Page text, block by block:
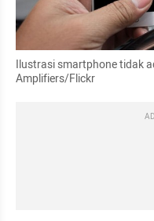
Ilustrasi smartphone tidak
Amplifiers/Flickr